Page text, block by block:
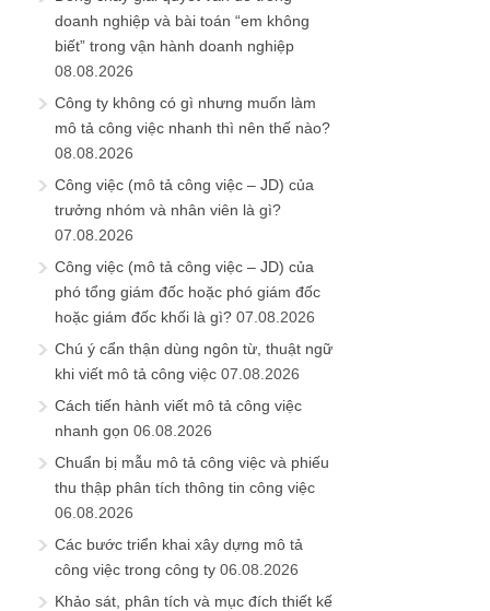
doanh nghiệp và bài toán “em không
biết” trong vận hành doanh nghiệp
08.08.2026
Công ty không có gì nhưng muốn làm
mô tả công việc nhanh thì nên thế nào?
08.08.2026
Công việc (mô tả công việc – JD) của
trưởng nhóm và nhân viên là gì?
07.08.2026
Công việc (mô tả công việc – JD) của
phó tổng giám đốc hoặc phó giám đốc
hoặc giám đốc khối là gì? 07.08.2026
Chú ý cẩn thận dùng ngôn từ, thuật ngữ
khi viết mô tả công việc 07.08.2026
Cách tiến hành viết mô tả công việc
nhanh gọn 06.08.2026
Chuẩn bị mẫu mô tả công việc và phiếu
thu thập phân tích thông tin công việc
06.08.2026
Các bước triển khai xây dựng mô tả
công việc trong công ty 06.08.2026
Khảo sát, phân tích và mục đích thiết kế